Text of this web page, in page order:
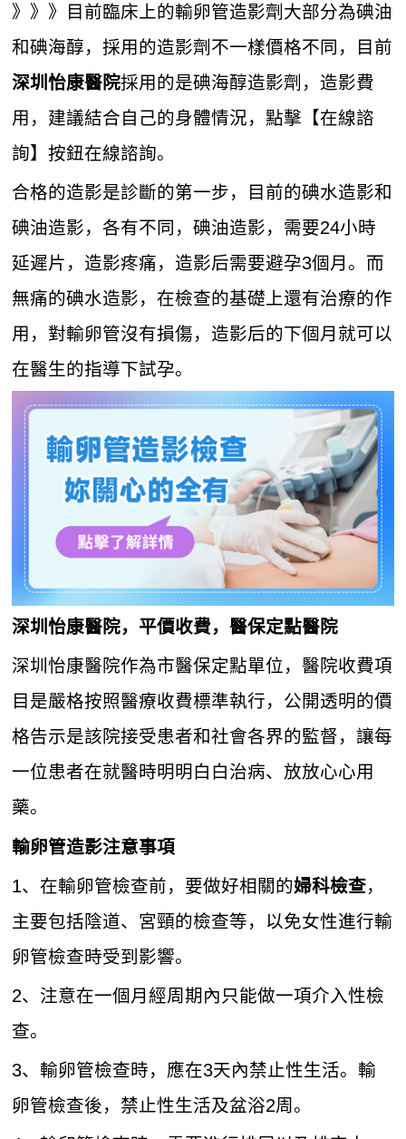
》》》目前臨床上的輸卵管造影劑大部分為碘油
和碘海醇，採用的造影劑不一樣價格不同，目前
深圳怡康醫院採用的是碘海醇造影劑，造影費
用，建議結合自己的身體情況，點擊【在線諮
詢】按鈕在線諮詢。
合格的造影是診斷的第一步，目前的碘水造影和
碘油造影，各有不同，碘油造影，需要24小時
延遲片，造影疼痛，造影后需要避孕3個月。而
無痛的碘水造影，在檢查的基礎上還有治療的作
用，對輸卵管沒有損傷，造影后的下個月就可以
在醫生的指導下試孕。
深圳怡康醫院，平價收費，醫保定點醫院
深圳怡康醫院作為市醫保定點單位，醫院收費項
目是嚴格按照醫療收費標準執行，公開透明的價
格告示是該院接受患者和社會各界的監督，讓每
一位患者在就醫時明明白白治病、放放心心用
藥。
輸卵管造影注意事項
1、在輸卵管檢查前，要做好相關的婦科檢查，
主要包括陰道、宮頸的檢查等，以免女性進行輸
卵管檢查時受到影響。
2、注意在一個月經周期內只能做一項介入性檢
查。
3、輸卵管檢查時，應在3天內禁止性生活。輸
卵管檢查後，禁止性生活及盆浴2周。